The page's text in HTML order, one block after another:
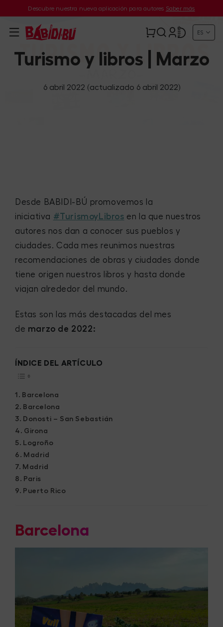
Descubre nuestra nueva aplicación para autores Saber más
ES
Turismo y libros | Marzo
6 abril 2022 (actualizado 6 abril 2022)
Desde BABIDI-BÚ promovemos la
iniciativa #TurismoyLibros en la que nuestros
autores nos dan a conocer sus pueblos y
ciudades. Cada mes reunimos nuestras
recomendaciones de obras y ciudades donde
tiene origen nuestros libros y hasta donde
viajan alrededor del mundo.
Estas son las más destacadas del mes
de marzo de 2022:
ÍNDICE DEL ARTÍCULO
Barcelona
Barcelona
Donosti – San Sebastián
Girona
Logroño
Madrid
Madrid
Paris
Puerto Rico
Barcelona